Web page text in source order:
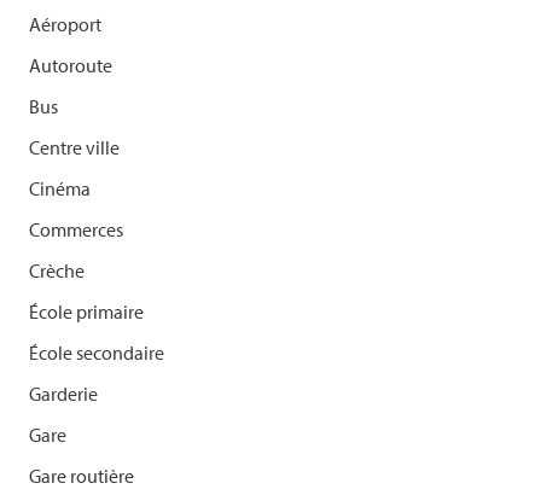
Aéroport
Autoroute
Bus
Centre ville
Cinéma
Commerces
Crèche
École primaire
École secondaire
Garderie
Gare
Gare routière